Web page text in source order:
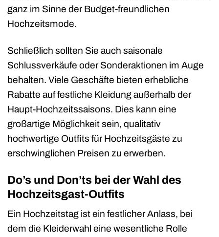
ganz im Sinne der Budget-freundlichen
Hochzeitsmode.
Schließlich sollten Sie auch saisonale
Schlussverkäufe oder Sonderaktionen im Auge
behalten. Viele Geschäfte bieten erhebliche
Rabatte auf festliche Kleidung außerhalb der
Haupt-Hochzeitssaisons. Dies kann eine
großartige Möglichkeit sein, qualitativ
hochwertige Outfits für Hochzeitsgäste zu
erschwinglichen Preisen zu erwerben.
Do’s und Don’ts bei der Wahl des
Hochzeitsgast-Outfits
Ein Hochzeitstag ist ein festlicher Anlass, bei
dem die Kleiderwahl eine wesentliche Rolle